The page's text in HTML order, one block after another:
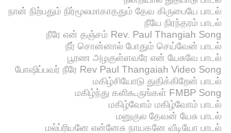
நான் நிற்பதும் நிர்மூலமாகாததும் தேவ கிருபையே பாடல்
நீயே நிரந்தரம் பாடல்
நீரே என் தஞ்சம் Rev. Paul Thangiah Song
நீர் சொன்னால் போதும் செய்வேன் பாடல்
பூரண அழகுள்ளவரே என் யேசுவே பாடல்
போஷிப்பவர் நீரே Rev Paul Thangaiah Video Song
மகிழ்சியோடு துதிக்கிறேன் பாடல்
மகிழ்ந்து களிகூருங்கள் FMBP Song
மகிழ்வோம் மகிழ்வோம் பாடல்
மனுகுல தேவன் யேசு பாடல்
மல்ப்ரியனே என்னேசு நாயகனே வீடியோ பாடல்